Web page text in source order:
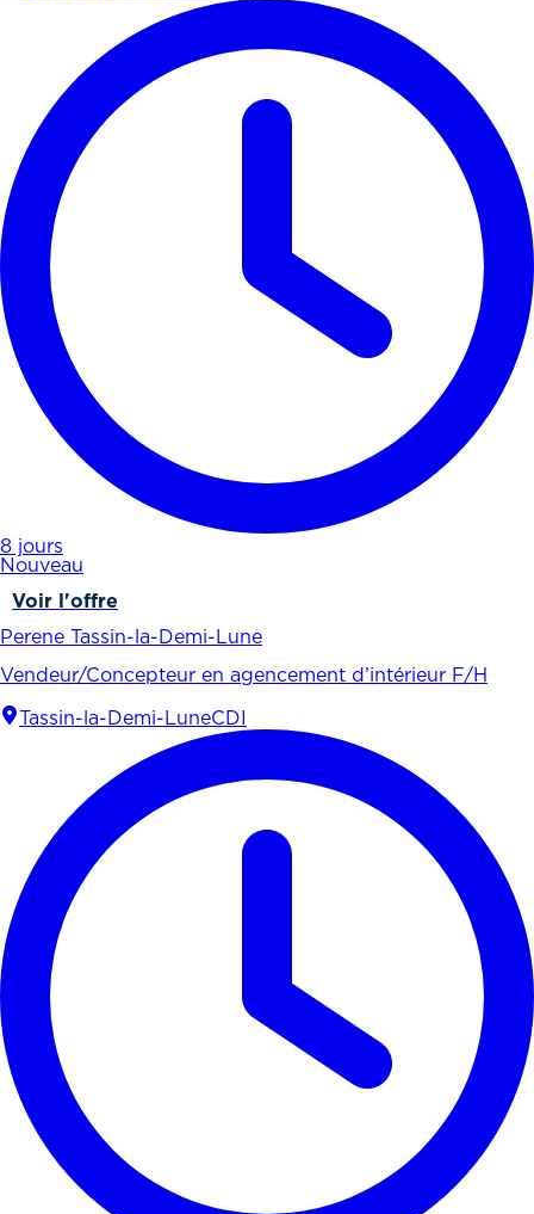
8 jours
Nouveau
Voir l'offre
Perene Tassin-la-Demi-Lune
Vendeur/Concepteur en agencement d’intérieur F/H
Tassin-la-Demi-LuneCDI